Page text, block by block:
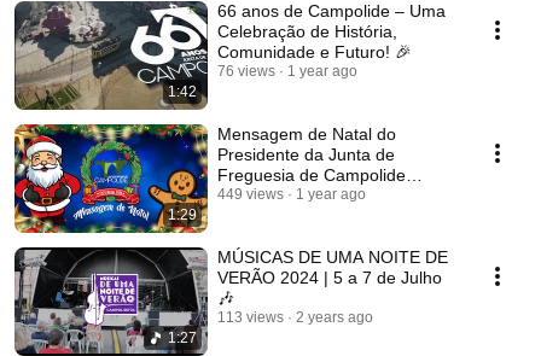
1:42
66 anos de Campolide – Uma
Celebração de História,
Comunidade e Futuro! 🎉
76 views 1 year ago
1:29
Mensagem de Natal do
Presidente da Junta de
Freguesia de Campolide
Miguel Belo Marques | 2024
449 views 1 year ago
1:27
MÚSICAS DE UMA NOITE DE
VERÃO 2024 | 5 a 7 de Julho
🎶
113 views 2 years ago